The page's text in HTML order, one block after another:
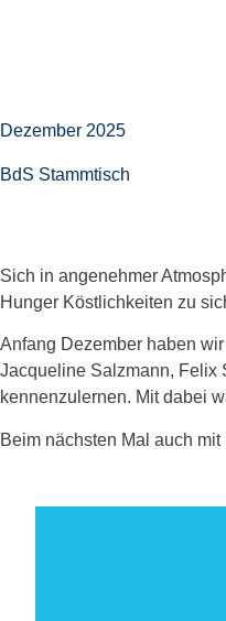
Dezember 2025
BdS Stammtisch
Sich in angenehmer
Hunger Köstlichkeiten zu
Anfang Dezember haben
Jacqueline Salzmann, Felix
kennenzulernen. Mit dabei
Beim nächsten Mal auch mit